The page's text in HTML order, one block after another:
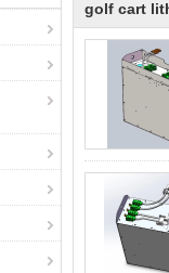
golf cart